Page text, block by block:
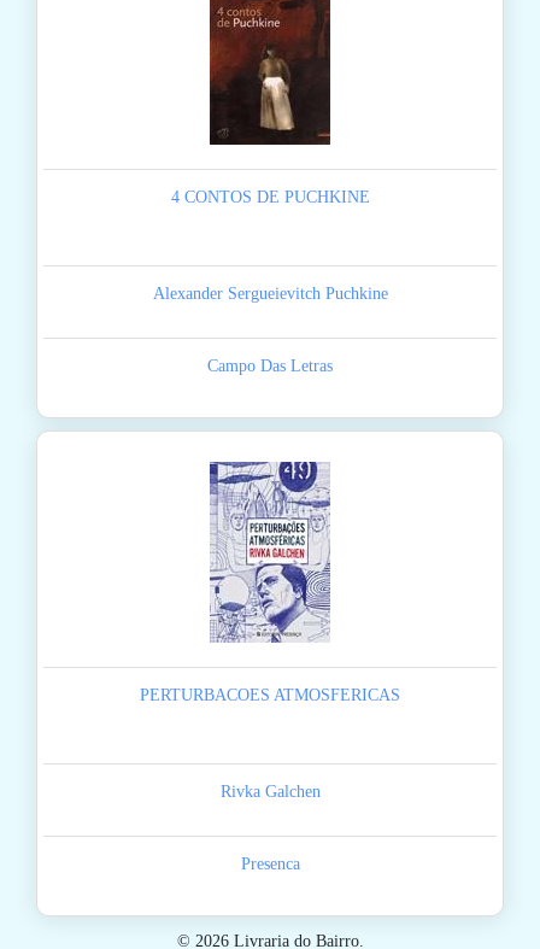
4 CONTOS DE PUCHKINE
Alexander Sergueievitch Puchkine
Campo Das Letras
PERTURBACOES ATMOSFERICAS
Rivka Galchen
Presenca
© 2026 Livraria do Bairro.